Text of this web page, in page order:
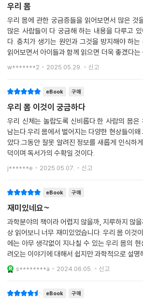
우리 몸
우리 몸에 관한 궁금증들을 읽어보면서 많은 것
많은 사람들이 다 궁금해 하는 내용을 다루고
다. 충치가 생기는 원인과 그것을 방지해야 하
읽어보면서 아이들과 함께 읽으면 더욱 좋겠다는
하나씩 읽으면서 교육이 되는 내용이라는 생각을
w*******2 2025.05.29. 신고
eBook 구매
우리 몸 이것이 궁금하다
우리 신체는 놀랍도록 신비롭다.한 사람의 몸은
남는다.우리 몸에서 벌어지는 다양한 현상들이
았다.그동안 잘못 알려진 정보를 새롭게 인식하
덕이며 독서가의 수확일 것이다.
j******e 2025.05.07. 신고
eBook 구매
재미있네요~
과학분야의 책이라 어렵지 않을까, 지루하지 않
상 읽어보니 너무 재미있었습니다. 우리 몸 이것
에는 아무 생각없이 지나칠 수 있는 우리 몸의
려오는 이야기에 대해서 쉽지만 과학적으로 설명
s********a 2024.06.05. 신고
eBook 구매